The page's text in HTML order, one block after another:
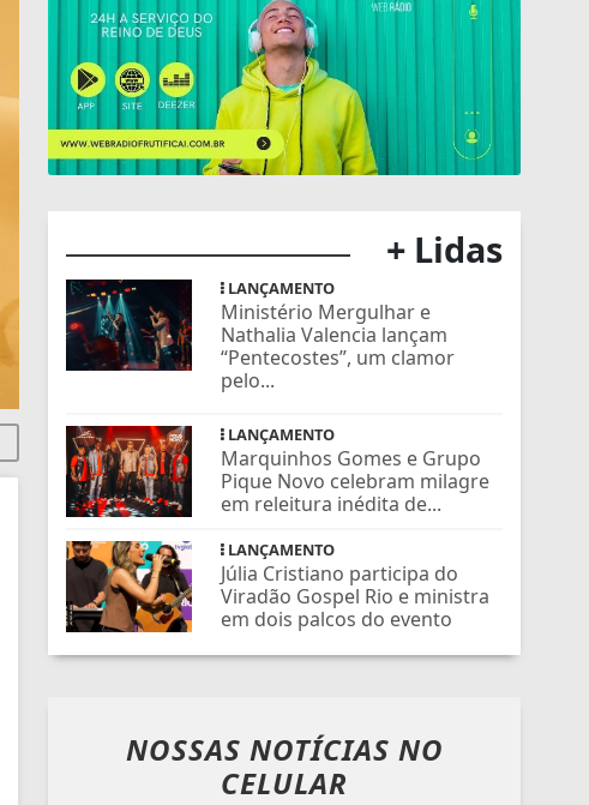
+ Lidas
LANÇAMENTO
Ministério Mergulhar e
Nathalia Valencia lançam
“Pentecostes”, um clamor
pelo...
LANÇAMENTO
Marquinhos Gomes e Grupo
Pique Novo celebram milagre
em releitura inédita de...
LANÇAMENTO
Júlia Cristiano participa do
Viradão Gospel Rio e ministra
em dois palcos do evento
NOSSAS NOTÍCIAS NO
CELULAR